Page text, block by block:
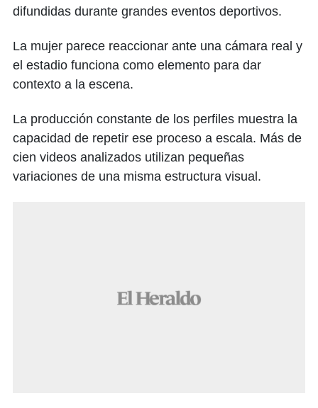
difundidas durante grandes eventos deportivos.
La mujer parece reaccionar ante una cámara real y
el estadio funciona como elemento para dar
contexto a la escena.
La producción constante de los perfiles muestra la
capacidad de repetir ese proceso a escala. Más de
cien videos analizados utilizan pequeñas
variaciones de una misma estructura visual.